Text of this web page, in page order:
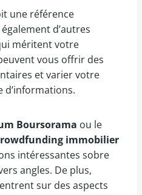
une référence
d’autres
méritent votre
vous offrir des
et varier votre
d’informations.
Boursorama ou le
immobilier
intéressantes sobre
angles. De plus,
sur des aspects